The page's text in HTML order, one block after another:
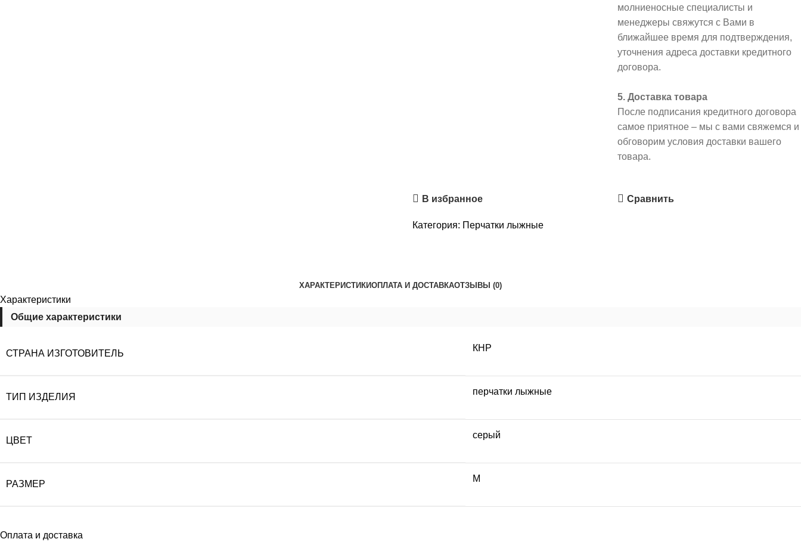
молниеносные специалисты и
менеджеры свяжутся с Вами в
ближайшее время для подтверждения,
уточнения адреса доставки кредитного
договора.
5. Доставка товара
После подписания кредитного договора
самое приятное – мы с вами свяжемся и
обговорим условия доставки вашего
товара.
В избранное Сравнить
Категория: Перчатки лыжные
ХАРАКТЕРИСТИКИОПЛАТА И ДОСТАВКАОТЗЫВЫ (0)
Характеристики
Общие характеристики
СТРАНА ИЗГОТОВИТЕЛЬ
КНР
ТИП ИЗДЕЛИЯ
перчатки лыжные
ЦВЕТ
серый
РАЗМЕР
M
Оплата и доставка